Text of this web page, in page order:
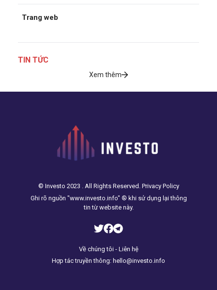
Trang web
TIN TỨC
Xem thêm
© Investo 2023 . All Rights Reserved. Privacy Policy
Ghi rõ nguồn "www.investo.info" ® khi sử dụng lại thông
tin từ website này.
Về chúng tôi - Liên hệ
Hợp tác truyền thông: hello@investo.info